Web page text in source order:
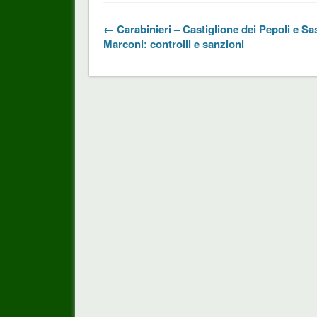
← Carabinieri – Castiglione dei Pepoli e
Marconi: controlli e sanzioni